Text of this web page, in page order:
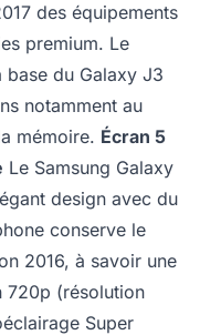
des équipements
premium. Le
du Galaxy J3
notamment au
mémoire. Écran 5
Le Samsung Galaxy
design avec du
conserve le
2016, à savoir une
720p (résolution
Super